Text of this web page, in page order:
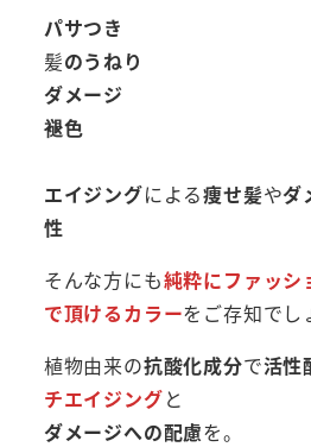
パサつき
髪のうねり
ダメージ
褪色
エイジングによる痩せ髪やダ
性
そんな方にも純粋にファッシ
で頂けるカラーをご存知でし
植物由来の抗酸化成分で活性
チエイジングと
ダメージへの配慮を。